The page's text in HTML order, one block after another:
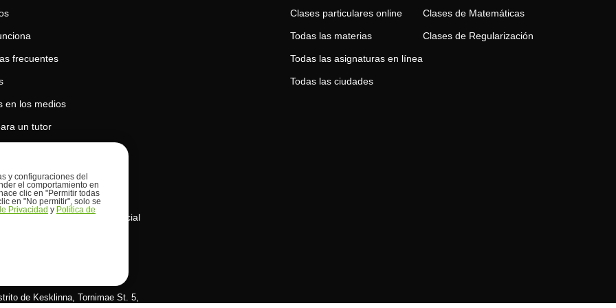
frecuentes
en los medios
un tutor
privacidad
cookies
uso de la inteligencia artificial
de Kesklinna, Tornimаe St. 5,
Clases particulares online
Todas las materias
Todas las asignaturas en línea
Todas las ciudades
Clases de Matemáticas
Clases de Regularización
y configuraciones del
el comportamiento en
clic en "Permitir todas
en "No permitir", solo se
Privacidad y Política de